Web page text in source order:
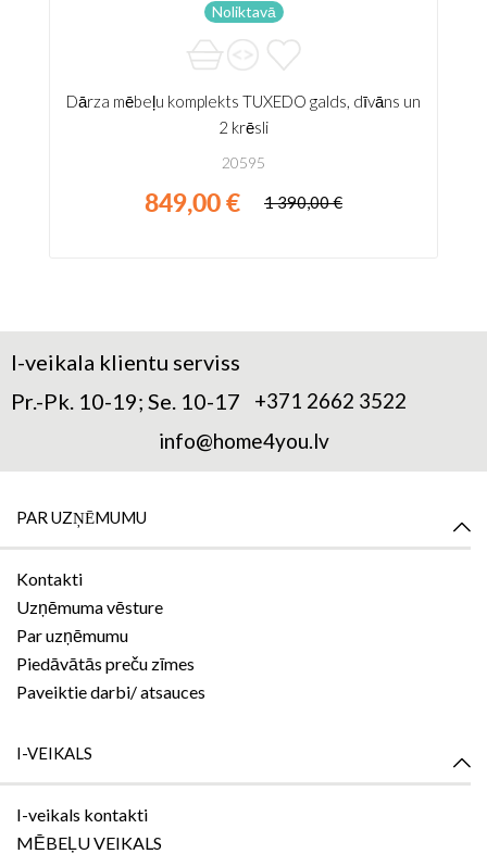
Noliktavā
Dārza mēbeļu komplekts TUXEDO galds, dīvāns un
2 krēsli
20595
849,00 € 1 390,00 €
I-veikala klientu serviss
Pr.-Pk. 10-19; Se. 10-17
+371 2662 3522
info@home4you.lv
PAR UZŅĒMUMU
Kontakti
Uzņēmuma vēsture
Par uzņēmumu
Piedāvātās preču zīmes
Paveiktie darbi/ atsauces
I-VEIKALS
I-veikals kontakti
MĒBEĻU VEIKALS